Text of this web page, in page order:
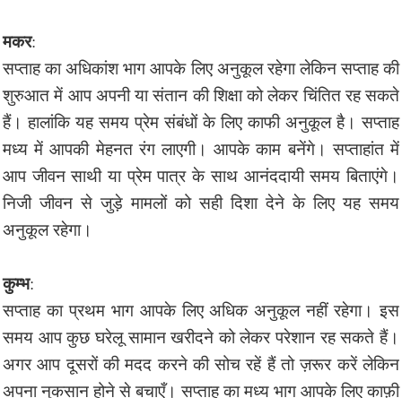
मकर:
सप्ताह का अधिकांश भाग आपके लिए अनुकूल रहेगा लेकिन सप्ताह की
शुरुआत में आप अपनी या संतान की शिक्षा को लेकर चिंतित रह सकते
हैं। हालांकि यह समय प्रेम संबंधों के लिए काफी अनुकूल है। सप्ताह
मध्य में आपकी मेहनत रंग लाएगी। आपके काम बनेंगे। सप्ताहांत में
आप जीवन साथी या प्रेम पात्र के साथ आनंददायी समय बिताएंगे।
निजी जीवन से जुड़े मामलों को सही दिशा देने के लिए यह समय
अनुकूल रहेगा।
कुम्भ:
सप्ताह का प्रथम भाग आपके लिए अधिक अनुकूल नहीं रहेगा। इस
समय आप कुछ घरेलू सामान खरीदने को लेकर परेशान रह सकते हैं।
अगर आप दूसरों की मदद करने की सोच रहें हैं तो ज़रूर करें लेकिन
अपना नुकसान होने से बचाएँ। सप्ताह का मध्य भाग आपके लिए काफ़ी